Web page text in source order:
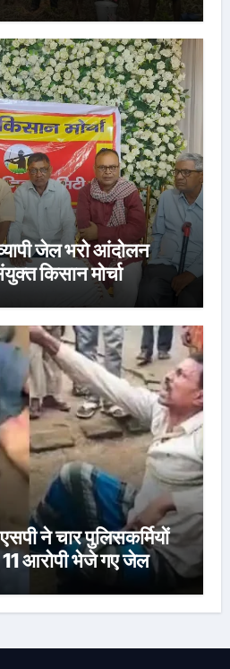
जेल भरो आंदोलन
किसान मोर्चा
ने चार पुलिसकर्मियों
11 आरोपी भेजे गए जेल